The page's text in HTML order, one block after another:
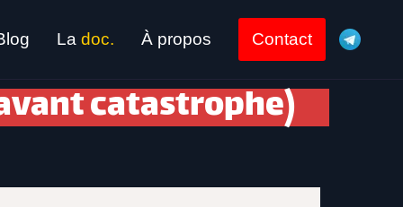
La doc. À propos Contact
catastrophe)